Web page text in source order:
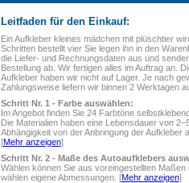
Leitfaden für den Einkauf:
Ein Aufkleber kleines mädchen mit plüschtier
Schritten bestellt vier Sie legen ihn in den
die Liefer- und Rechnungsdaten aus und
Bestellung ab. Wir fertigen alles im Auftrag an.
Aufkleber haben wir nicht auf Lager. Je nach
Zahlungsweise liefern wir binnen 2 Werktagen
Schritt Nr. 1 - Farbe auswählen:
Im Angebot finden Sie 24 Farbtöne
Die Materialien haben eine Lebensdauer von
Abhängigkeit von der Anbringung der Aufkleber
[Mehr anzeigen]
Schritt Nr. 2 - Maße des Autoaufklebers
Wählen können Sie aus voreingestellten Maßen
wählen eigene Abmessungen. [Mehr anzeigen]